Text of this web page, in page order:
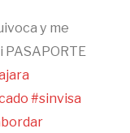
y me
#sinvisa